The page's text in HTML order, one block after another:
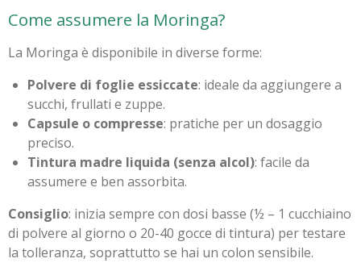
Come assumere la Moringa?
La Moringa è disponibile in diverse forme:
Polvere di foglie essiccate: ideale da aggiungere a
succhi, frullati e zuppe.
Capsule o compresse: pratiche per un dosaggio
preciso.
Tintura madre liquida (senza alcol): facile da
assumere e ben assorbita.
Consiglio: inizia sempre con dosi basse (½ – 1 cucchiaino
di polvere al giorno o 20-40 gocce di tintura) per testare
la tolleranza, soprattutto se hai un colon sensibile.